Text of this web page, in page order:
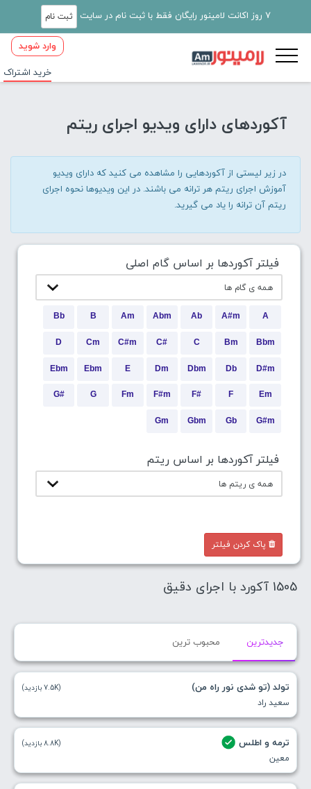
7 روز اکانت لامینور رایگان فقط با ثبت نام در سایت ثبت نام
وارد شوید
خرید اشتراک
آکوردهای دارای ویدیو اجرای ریتم
در زیر لیستی از آکوردهایی را مشاهده می کنید که دارای ویدیو
آموزش اجرای ریتم هر ترانه می باشند. در این ویدیوها نحوه اجرای
ریتم آن ترانه را یاد می گیرید.
فیلتر آکوردها بر اساس گام اصلی
A
A#m
Ab
Abm
Am
B
Bb
Bbm
Bm
C
C#
C#m
Cm
D
D#m
Db
Dbm
Dm
E
Ebm
Ebm
Em
F
F#
F#m
Fm
G
G#
G#m
Gb
Gbm
Gm
فیلتر آکوردها بر اساس ریتم
پاک کردن فیلتر
1505 آکورد با اجرای دقیق
جدیدترین محبوب ترین
تولد (تو شدی نور راه من)
سعید راد
(7.5K بازدید)
ترمه و اطلس
معین
(8.8K بازدید)